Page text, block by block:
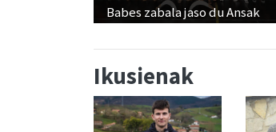
Babes zabala jaso du Ansak
Ikusienak